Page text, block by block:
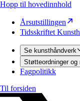
Hopp til hovedinnhold
Årsutstillingen
Tidsskriftet
Se kunsthåndverk
Støtteordninger og
Fagpolitikk
Til forsiden